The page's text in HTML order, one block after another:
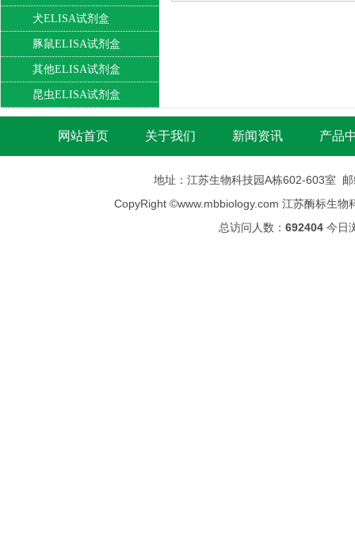
犬ELISA试剂盒
豚鼠ELISA试剂盒
其他ELISA试剂盒
昆虫ELISA试剂盒
网站首页 关于我们 新闻资讯 产品
地址：江苏生物科技园A栋602-603室
CopyRight ©www.mbbiology.com 江苏酶标生物
总访问人数： 692404 今日